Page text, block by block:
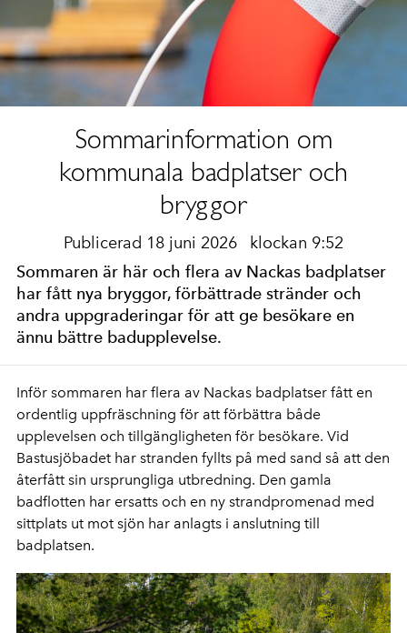
Sommarinformation om
kommunala badplatser och
bryggor
Publicerad 18 juni 2026 klockan 9:52
Sommaren är här och flera av Nackas badplatser
har fått nya bryggor, förbättrade stränder och
andra uppgraderingar för att ge besökare en
ännu bättre badupplevelse.
Inför sommaren har flera av Nackas badplatser fått en
ordentlig uppfräschning för att förbättra både
upplevelsen och tillgängligheten för besökare. Vid
Bastusjöbadet har stranden fyllts på med sand så att den
återfått sin ursprungliga utbredning. Den gamla
badflotten har ersatts och en ny strandpromenad med
sittplats ut mot sjön har anlagts i anslutning till
badplatsen.